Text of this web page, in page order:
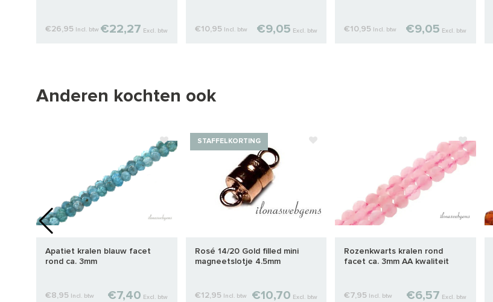
€26,95 Incl. btw €22,27 Excl. btw €10,95 Incl. btw €9,05 Excl. btw €10,95 Incl. btw €9,05 Excl. btw
Anderen kochten ook
Apatiet kralen blauw facet
rond ca. 3mm
€8,95 Incl. btw €7,40 Excl. btw
STAFFELKORTING
Rosé 14/20 Gold filled mini
magneetslotje 4.5mm
€12,95 Incl. btw €10,70 Excl. btw
Rozenkwarts kralen rond
facet ca. 3mm AA kwaliteit
€7,95 Incl. btw €6,57 Excl. btw